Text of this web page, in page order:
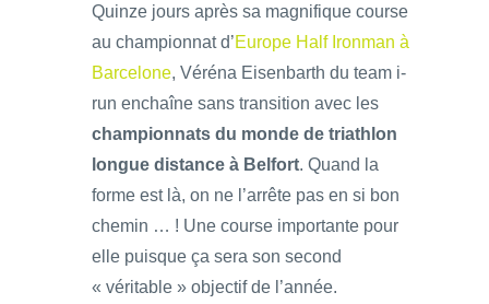
Quinze jours après sa magnifique course
au championnat d’Europe Half Ironman à
Barcelone, Véréna Eisenbarth du team i-
run enchaîne sans transition avec les
championnats du monde de triathlon
longue distance à Belfort. Quand la
forme est là, on ne l’arrête pas en si bon
chemin … ! Une course importante pour
elle puisque ça sera son second
« véritable » objectif de l’année.